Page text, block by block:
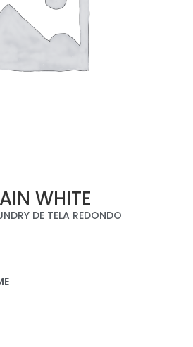
WHITE
DE TELA REDONDO